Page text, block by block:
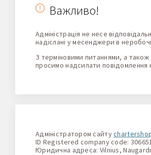
Важливо!
Адміністрація не несе
надіслані у месенджери в
З терміновими питаннями, а
просимо надсилати
Адміністратором сайту
ID Registered company code:
Юридична адреса: Vilnius,